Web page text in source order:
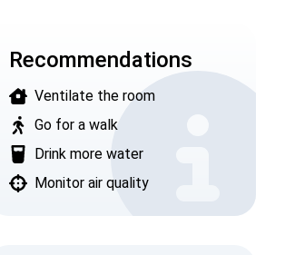
Recommendations
Ventilate the room
Go for a walk
Drink more water
Monitor air quality